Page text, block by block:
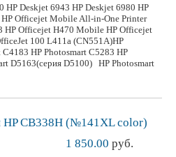
HP Deskjet 6943 HP Deskjet 6980 HP
Officejet Mobile All-in-One Printer
HP Officejet H470 Mobile HP Officejet
100 L411a (CN551A)HP
HP Photosmart C5283 HP
D5163(серия D5100) HP Photosmart
HP CB338H (№141XL color)
1 850.00 руб.